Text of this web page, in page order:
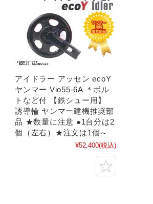
アイドラー アッセン ecoY
ヤンマー Vio55-6A ＊ボル
トなど付 【鉄シュー用】
誘導輪 ヤンマー建機推奨部
品 ★数量に注意 ●1台分は2
個（左右）★注文は1個～
¥52,400(税込)